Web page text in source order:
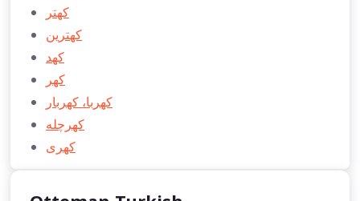
كهتر
كهترين
كهد
كهر
كهربا، كهربار
كهرچله
كهری